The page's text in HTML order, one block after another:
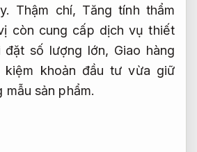
Thậm chí, Tăng tính thẩm
còn cung cấp dịch vụ thiết
đặt số lượng lớn, Giao hàng
kiệm khoản đầu tư vừa giữ
sản phẩm.